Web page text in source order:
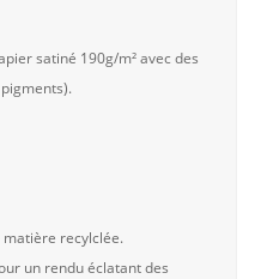
satiné 190g/m² avec des
matière recylclée.
un rendu éclatant des